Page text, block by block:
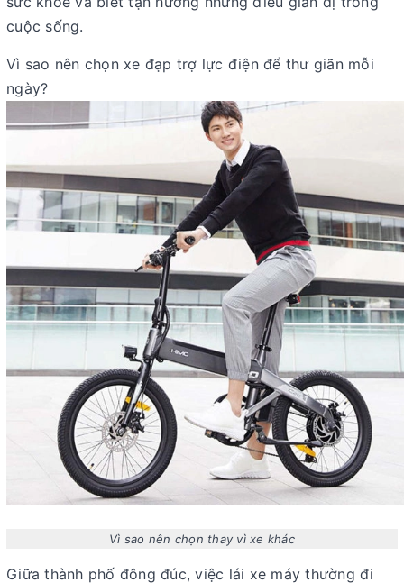
cuộc sống.
Vì sao nên chọn xe đạp trợ lực điện để thư giãn mỗi
ngày?
Vì sao nên chọn thay vì xe khác
Giữa thành phố đông đúc, việc lái xe máy thường đi